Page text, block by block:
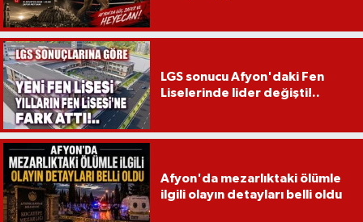
LGS sonucu Afyon'daki Fen
Liselerinde lider değişti!..
Afyon'da mezarlıktaki ölümle
ilgili olayın detayları belli oldu